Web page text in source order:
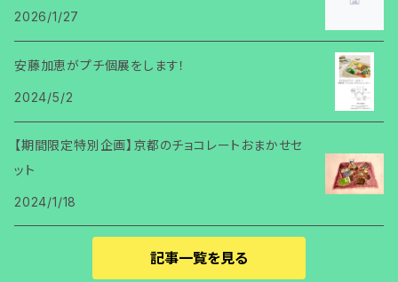
柚
2026/1/27
安藤加恵がプチ個展をします！
2024/5/2
【期間限定特別企画】京都のチョコレートおまかせセ
ット
2024/1/18
記事一覧を見る